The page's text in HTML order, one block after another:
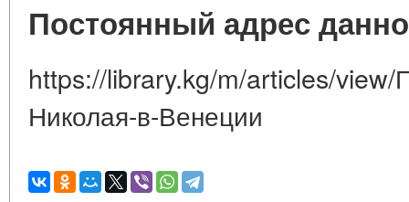
Постоянный адрес
https://library.kg/m/articles/view/
Николая-в-Венеции